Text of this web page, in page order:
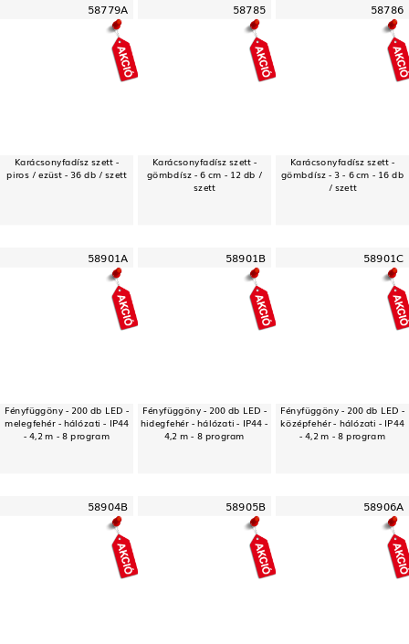
58779A
Karácsonyfadísz szett -
piros / ezüst - 36 db / szett
58785
Karácsonyfadísz szett -
gömbdísz - 6 cm - 12 db /
szett
58786
Karácsonyfadísz szett -
gömbdísz - 3 - 6 cm - 16 db
/ szett
58901A
Fényfüggöny - 200 db LED -
melegfehér - hálózati - IP44
- 4,2 m - 8 program
58901B
Fényfüggöny - 200 db LED -
hidegfehér - hálózati - IP44 -
4,2 m - 8 program
58901C
Fényfüggöny - 200 db LED -
középfehér - hálózati - IP44
- 4,2 m - 8 program
58904B 58905B 58906A